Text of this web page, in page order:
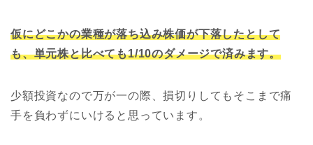
仮にどこかの業種が落ち込み株価が下落したとして
も、単元株と比べても1/10のダメージで済みます。
少額投資なので万が一の際、損切りしてもそこまで痛
手を負わずにいけると思っています。